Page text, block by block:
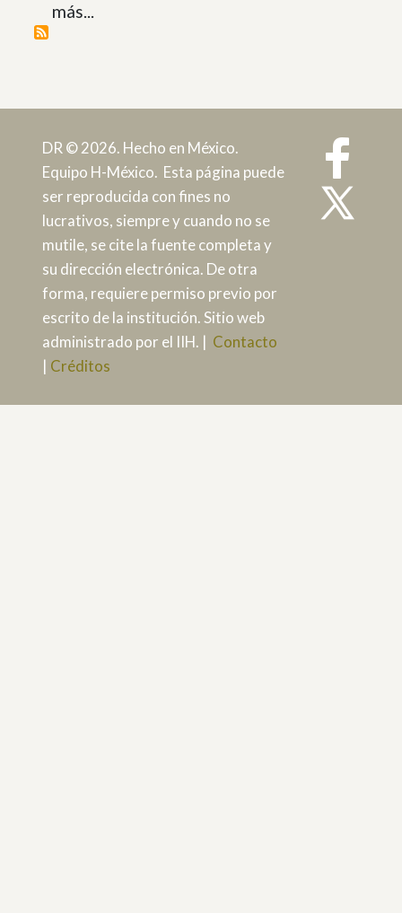
más...
DR © 2026. Hecho en México.
Equipo H-México. Esta página puede
ser reproducida con fines no
lucrativos, siempre y cuando no se
mutile, se cite la fuente completa y
su dirección electrónica. De otra
forma, requiere permiso previo por
escrito de la institución. Sitio web
administrado por el IIH. | Contacto
| Créditos